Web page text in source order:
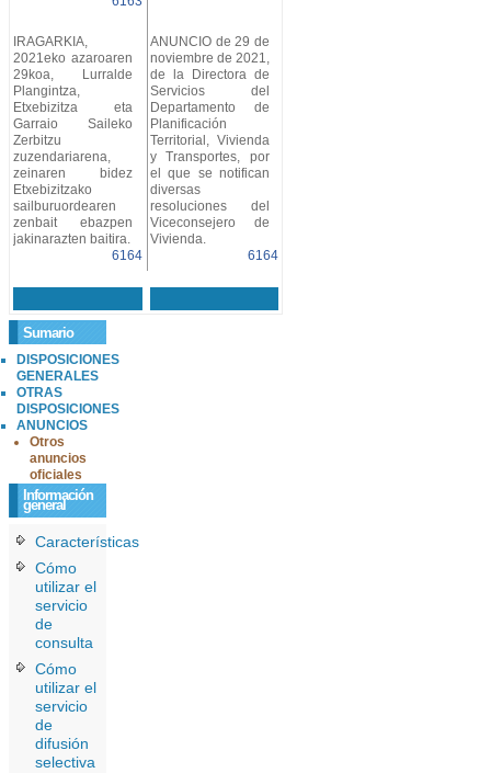
IRAGARKIA,
2021eko azaroaren
29koa, Lurralde
Plangintza,
Etxebizitza eta
Garraio Saileko
Zerbitzu
zuzendariarena,
zeinaren bidez
Etxebizitzako
sailburuordearen
zenbait ebazpen
jakinarazten baitira.
6164
ANUNCIO de 29 de
noviembre de 2021,
de la Directora de
Servicios del
Departamento de
Planificación
Territorial, Vivienda
y Transportes, por
el que se notifican
diversas
resoluciones del
Viceconsejero de
Vivienda.
6164
Sumario
DISPOSICIONES
GENERALES
OTRAS
DISPOSICIONES
ANUNCIOS
Otros
anuncios
oficiales
Información
general
Características
Cómo
utilizar el
servicio
de
consulta
Cómo
utilizar el
servicio
de
difusión
selectiva